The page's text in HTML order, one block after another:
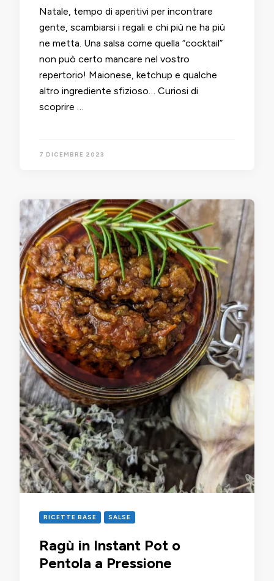
Natale, tempo di aperitivi per incontrare
gente, scambiarsi i regali e chi più ne ha più
ne metta. Una salsa come quella “cocktail”
non può certo mancare nel vostro
repertorio! Maionese, ketchup e qualche
altro ingrediente sfizioso… Curiosi di
scoprire …
7 DICEMBRE 2023
RICETTE BASE SALSE
Ragù in Instant Pot o
Pentola a Pressione